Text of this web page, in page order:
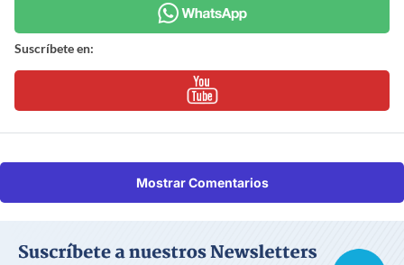
Suscríbete en:
Mostrar Comentarios